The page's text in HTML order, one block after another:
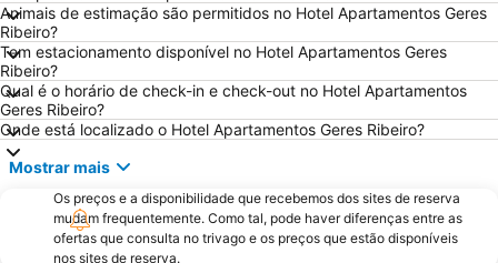
Casa de Camilo - Museu e Centro de Estudos
Santuário de Nossa Senhora da Peneda
Capela de Cima de Oliveira
Parque Natural da Baixa Limia Serra do Xurés
Castelo de Salvaterra
Parque de Exposições de Braga
Fluvial de Adaúfe
Cascata de Fisgas de Ermelo
Barragem do Alto-Lindoso
Cascata do Arado
Praia Fluvial de Ponte da Barca
Castelo de Guimarães
Parque Termal do Peso
Animais de estimação são permitidos no Hotel Apartamentos Geres
Ribeiro?
Tem estacionamento disponível no Hotel Apartamentos Geres
Ribeiro?
Qual é o horário de check-in e check-out no Hotel Apartamentos
Geres Ribeiro?
Onde está localizado o Hotel Apartamentos Geres Ribeiro?
Mostrar mais
Os preços e a disponibilidade que recebemos dos sites de reserva
mudam frequentemente. Como tal, pode haver diferenças entre as
ofertas que consulta no trivago e os preços que estão disponíveis
nos sites de reserva.